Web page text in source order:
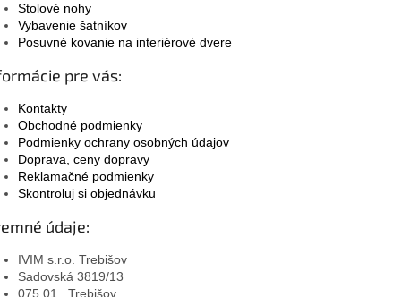
Stolové nohy
Vybavenie šatníkov
Posuvné kovanie na interiérové dvere
pre vás:
Kontakty
Obchodné podmienky
Podmienky ochrany osobných údajov
Doprava, ceny dopravy
Reklamačné podmienky
Skontroluj si objednávku
údaje:
IVIM s.r.o. Trebišov
Sadovská 3819/13
075 01 , Trebišov